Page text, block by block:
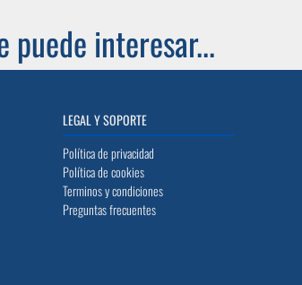
puede interesar...
LEGAL Y SOPORTE
Política de privacidad
Política de cookies
Terminos y condiciones
Preguntas frecuentes